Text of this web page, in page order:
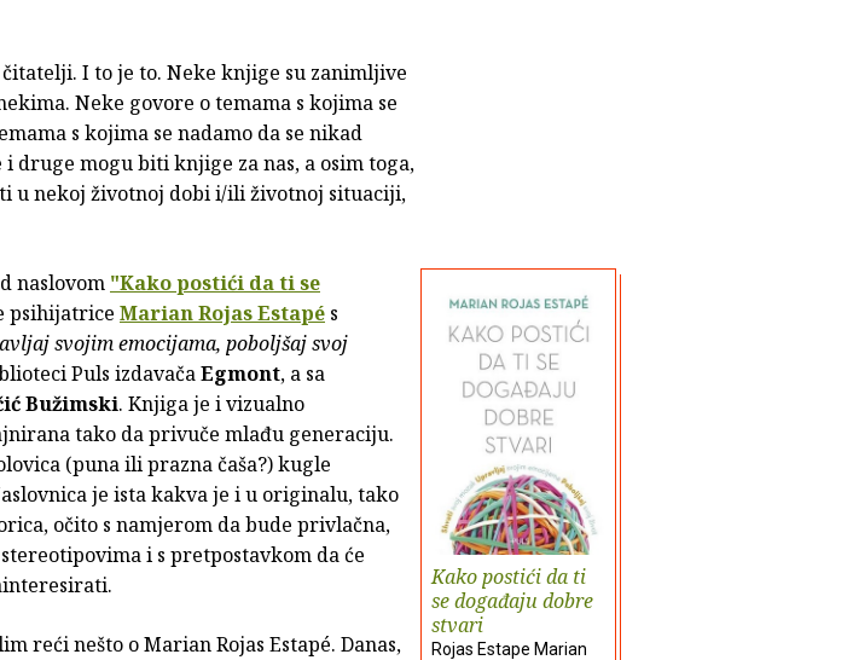
I to je to. Neke knjige su zanimljive
Neke govore o temama s kojima se
s kojima se nadamo da se nikad
mogu biti knjige za nas, a osim toga,
u nekoj životnoj dobi i/ili životnoj situaciji,
Kako postići da ti
se događaju dobre
stvari
Rojas Estape Marian
naslovom "Kako postići da ti se
psihijatrice Marian Rojas Estapé s
svojim emocijama, poboljšaj svoj
Puls izdavačaEgmont, a sa
Bužimski. Knjiga je i vizualno
tako da privuče mlađu generaciju.
(puna ili prazna čaša?) kugle
je ista kakva je i u originalu, tako
očito s namjerom da bude privlačna,
i s pretpostavkom da će
reći nešto o Marian Rojas Estapé. Danas,